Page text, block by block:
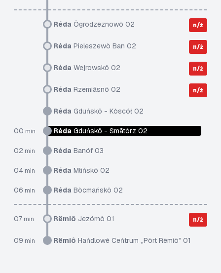
Réda Ògrodzëznowô 02 n/ż
Réda Pieleszewò Ban 02 n/ż
Réda Wejrowskô 02 n/ż
Réda Rzemiãsnô 02 n/ż
Réda Gduńskô - Kòscół 02
00 min Réda Gduńskô - Smãtôrz 02
02 min Réda Banóf 03
04 min Réda Młińskô 02
06 min Réda Bòcmańskô 02
07 min Rëmiô Jezórnô 01 n/ż
09 min Rëmiô Hańdlowé Ceńtrum „Pòrt Rëmiô” 01